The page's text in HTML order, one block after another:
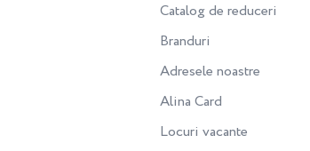
Catalog de reduceri
Branduri
Adresele noastre
Alina Card
Locuri vacante